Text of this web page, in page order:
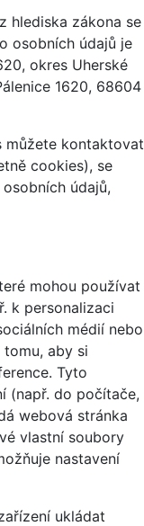
hlediska zákona se
osobních údajů je
okres Uherské
1620, 68604
můžete kontaktovat
cookies), se
údajů,
mohou používat
k personalizaci
médií nebo
aby si
Tyto
(např. do počítače,
webová stránka
vlastní soubory
nastavení
ukládat